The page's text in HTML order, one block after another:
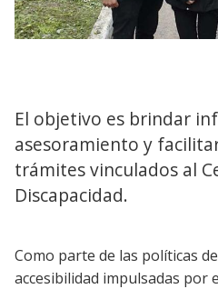
El objetivo es brindar
asesoramiento y
trámites vinculados al
Discapacidad.
Como parte de las políticas
accesibilidad impulsadas por